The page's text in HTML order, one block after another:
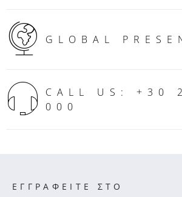
GLOBAL
CALL US: +30
000
ΕΓΓΡΑΦΕΙΤΕ ΣΤΟ